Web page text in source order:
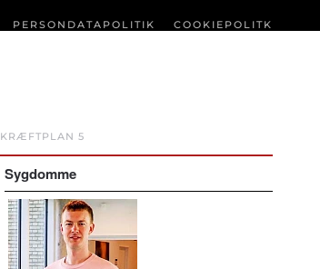
PERSONDATAPOLITIK COOKIEPOLITK
KRÆFTPLAN 5
Sygdomme